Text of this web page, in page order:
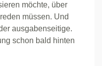
möchte, über
müssen. Und
ausgabenseitige.
schon bald hinten